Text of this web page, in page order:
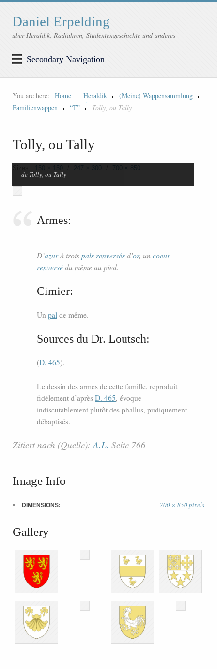
Daniel Erpelding
über Heraldik, Radfahren, Studentengeschichte und anderes
Secondary Navigation
You are here: Home Heraldik
(Meine) Wappensammlung
Familienwappen
“T” Tolly, ou Tally
Tolly, ou Tally
150 × 150 247 × 300 700 × 850
de Tolly, ou Tally
Armes:
D’azurà troispalsrenversésd’or, un coeur
renversédu même au pied.
Cimier:
Un pal de même.
Sources du Dr. Loutsch:
(D. 465).
Le dessin des armes de cette famille, reproduit
fidèlement d’après D. 465, évoque
indiscutablement plutôt des phallus, pudiquement
débaptisés.
Zitiert nach (Quelle):A.L. Seite 766
Image Info
DIMENSIONS: 700 × 850 pixels
Gallery